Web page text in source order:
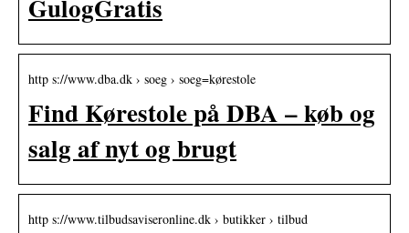
GulogGratis
http s://www.dba.dk › soeg › soeg=kørestole
Find Kørestole på DBA – køb og
salg af nyt og brugt
http s://www.tilbudsaviseronline.dk › butikker › tilbud